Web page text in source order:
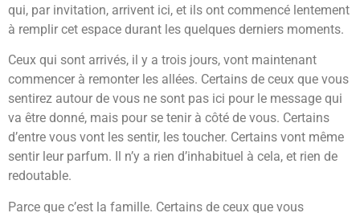
qui, par invitation, arrivent ici, et ils ont commencé lentement
à remplir cet espace durant les quelques derniers moments.
Ceux qui sont arrivés, il y a trois jours, vont maintenant
commencer à remonter les allées. Certains de ceux que vous
sentirez autour de vous ne sont pas ici pour le message qui
va être donné, mais pour se tenir à côté de vous. Certains
d’entre vous vont les sentir, les toucher. Certains vont même
sentir leur parfum. Il n’y a rien d’inhabituel à cela, et rien de
redoutable.
Parce que c’est la famille. Certains de ceux que vous